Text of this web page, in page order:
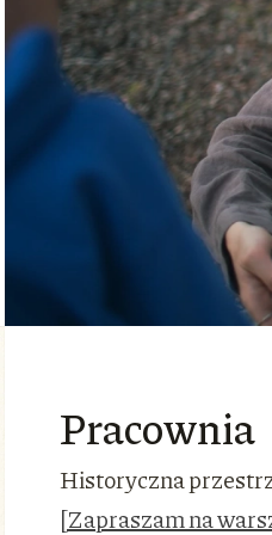
Pracownia
Historyczna
[Zapraszam na